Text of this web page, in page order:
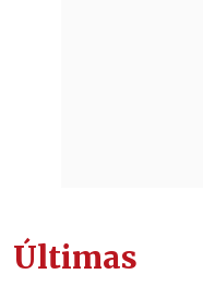
Últimas